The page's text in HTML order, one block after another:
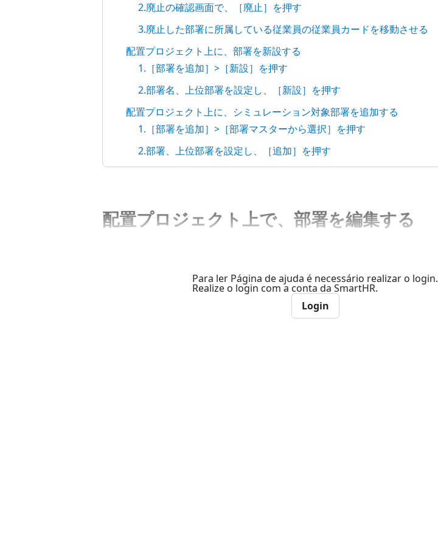
2.廃止の確認画面で、［廃止］を押す
3.廃止した部署に所属している従業員の従業員カードを移動させる
配置プロジェクト上に、部署を新設する
1.［部署を追加］>［新設］を押す
2.部署名、上位部署を設定し、［新設］を押す
配置プロジェクト上に、シミュレーション対象部署を追加する
1.［部署を追加］>［部署マスターから選択］を押す
2.部署、上位部署を設定し、［追加］を押す
配置プロジェクト上で、部署を編集する
Para ler Página de ajuda é necessário realizar o login.
Realize o login com a conta da SmartHR.
Login